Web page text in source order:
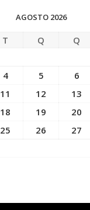
AGOSTO 2026
T Q Q
4 5 6
11 12 13
18 19 20
25 26 27